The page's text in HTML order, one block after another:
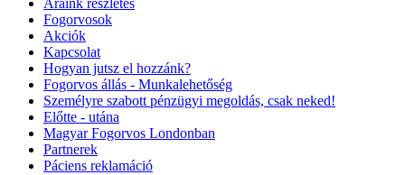
Áraink részletes
Fogorvosok
Akciók
Kapcsolat
Hogyan jutsz el hozzánk?
Fogorvos állás - Munkalehetőség
Személyre szabott pénzügyi megoldás, csak neked!
Előtte - utána
Magyar Fogorvos Londonban
Partnerek
Páciens reklamáció